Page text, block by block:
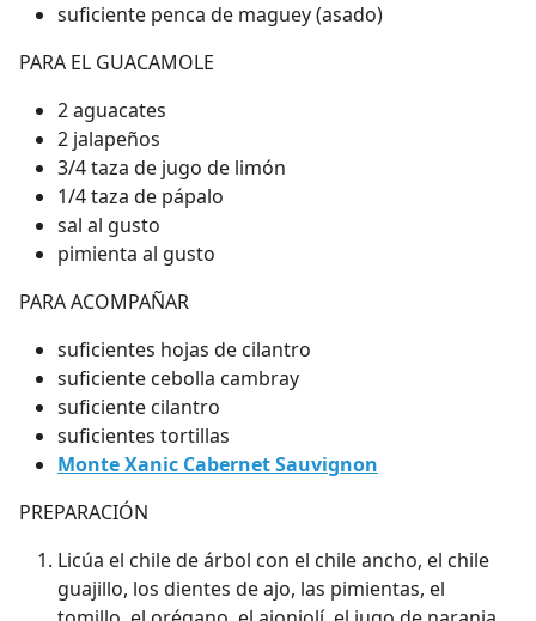
suficiente penca de maguey (asado)
PARA EL GUACAMOLE
2 aguacates
2 jalapeños
3/4 taza de jugo de limón
1/4 taza de pápalo
sal al gusto
pimienta al gusto
PARA ACOMPAÑAR
suficientes hojas de cilantro
suficiente cebolla cambray
suficiente cilantro
suficientes tortillas
Monte Xanic Cabernet Sauvignon
PREPARACIÓN
Licúa el chile de árbol con el chile ancho, el chile
guajillo, los dientes de ajo, las pimientas, el